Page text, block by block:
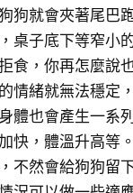
狗就會夾著尾巴
桌子底下等窄小
食，你再怎麼說
情緒就無法穩定
體也會產生一系
快，體溫升高等
不然會給狗狗留